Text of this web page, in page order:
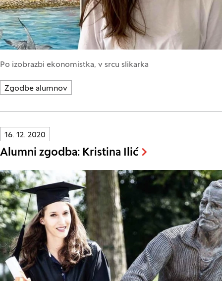
Po izobrazbi ekonomistka, v srcu slikarka
Zgodbe alumnov
Innovatif\Page\NewsListPage.DATE_A11Y:
16. 12. 2020
Alumni zgodba: Kristina Ilić